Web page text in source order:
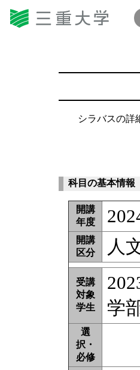
シラバスの詳
科目の基本情報
開講
年度
開講
区分
人
受講
対象
学生
学
選
択・
必修